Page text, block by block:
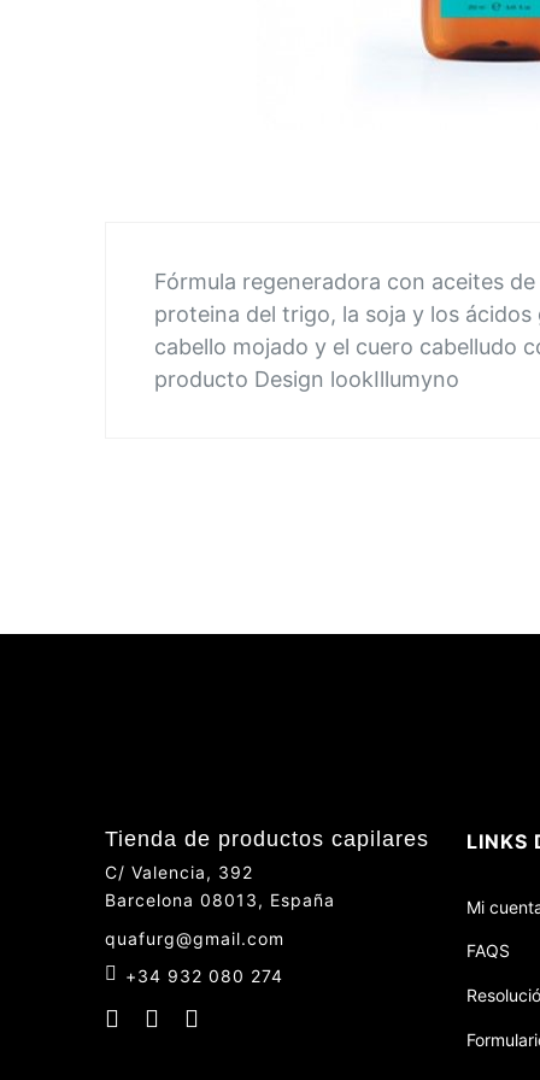
galería
imágenes
Fórmula regeneradora con aceites
proteina del trigo, la soja y los ácidos
cabello mojado y el cuero cabelludo
producto Design lookIllumyno
Tienda de productos capilares
C/ Valencia, 392
Barcelona 08013, España
quafurg@gmail.com
+34 932 080 274
LINKS
Mi
FAQS